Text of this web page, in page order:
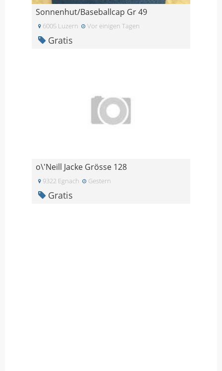
Sonnenhut/Baseballcap Gr 49
6005 Luzern Vor einigen Tagen
Gratis
o\'Neill Jacke Grösse 128
9322 Egnach Gestern
Gratis